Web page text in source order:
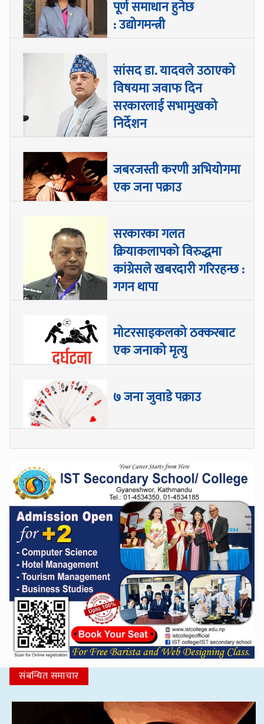
पूर्ण समाधान हुनेछ
: उद्योगमन्त्री
सांसद डा‍‍. यादवले उठाएको
विषयमा जवाफ दिन
सरकारलाई सभामुखको
निर्देशन
जबरजस्ती करणी अभियोगमा
एक जना पक्राउ
सरकारका गलत
क्रियाकलापको विरुद्धमा
कांग्रेसले खबरदारी गरिरहन्छ :
गगन थापा
मोटरसाइकलको ठक्करबाट
एक जनाको मृत्यु
७ जना जुवाडे पक्राउ
संबन्धित समाचार